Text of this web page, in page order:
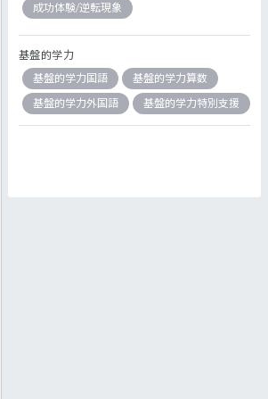
成功体験/逆転現象
基盤的学力
基盤的学力国語
基盤的学力算数
基盤的学力外国語
基盤的学力特別支援